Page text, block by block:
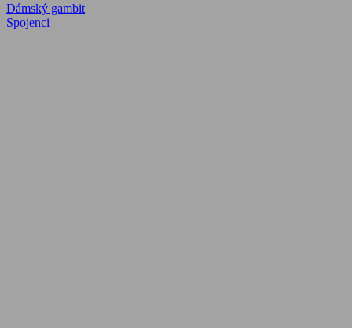
Navigácia
v
Previous
Post:
Dámský gambit
Next
Spojenci